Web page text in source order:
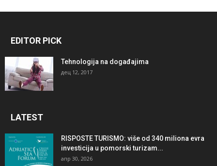
EDITOR PICK
Tehnologija na događajima
дец 12, 2017
LATEST
RISPOSTE TURISMO: više od 340 miliona evra
investicija u pomorski turizam...
апр 30, 2026